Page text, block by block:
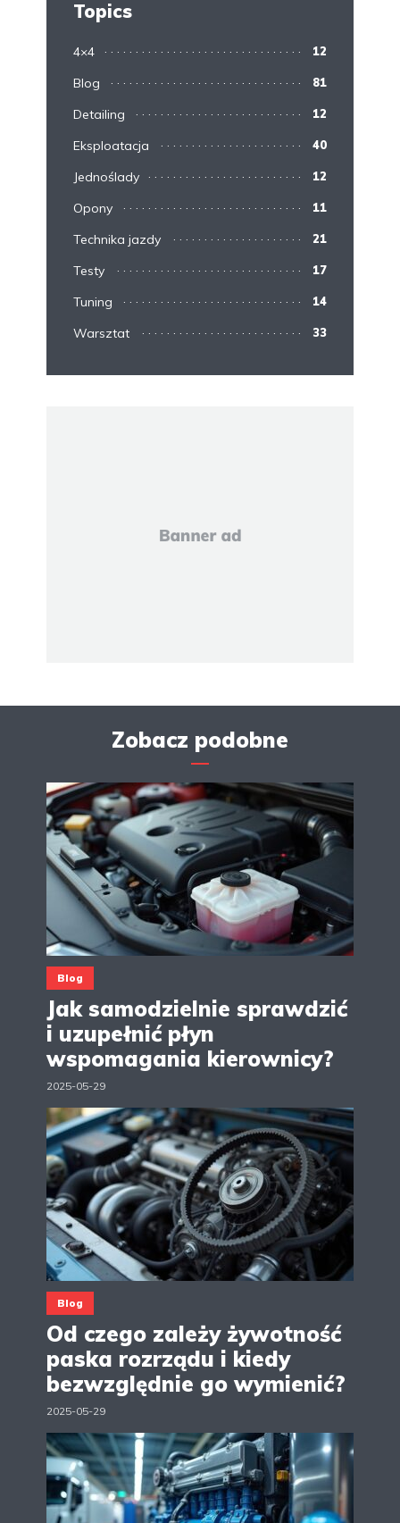
Topics
4×4 12
Blog 81
Detailing 12
Eksploatacja 40
Jednoślady 12
Opony 11
Technika jazdy 21
Testy 17
Tuning 14
Warsztat 33
Zobacz podobne
Blog
Jak samodzielnie sprawdzić
i uzupełnić płyn
wspomagania kierownicy?
2025-05-29
Blog
Od czego zależy żywotność
paska rozrządu i kiedy
bezwzględnie go wymienić?
2025-05-29